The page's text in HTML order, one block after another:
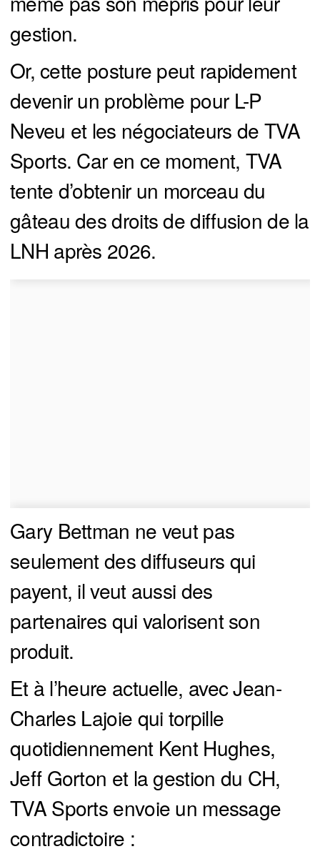
gestion.
Or, cette posture peut rapidement
devenir un problème pour L-P
Neveu et les négociateurs de TVA
Sports. Car en ce moment, TVA
tente d’obtenir un morceau du
gâteau des droits de diffusion de la
LNH après 2026.
Gary Bettman ne veut pas
seulement des diffuseurs qui
payent, il veut aussi des
partenaires qui valorisent son
produit.
Et à l’heure actuelle, avec Jean-
Charles Lajoie qui torpille
quotidiennement Kent Hughes,
Jeff Gorton et la gestion du CH,
TVA Sports envoie un message
contradictoire :